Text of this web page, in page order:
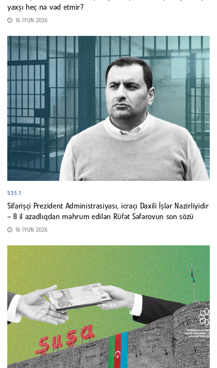
yaxşı heç nə vəd etmir?
16 İYUN 2026
535.1
Sifarişçi Prezident Administrasiyası, icraçı Daxili İşlər Nazirliyidir
– 8 il azadlıqdan məhrum edilən Rüfət Səfərovun son sözü
16 İYUN 2026